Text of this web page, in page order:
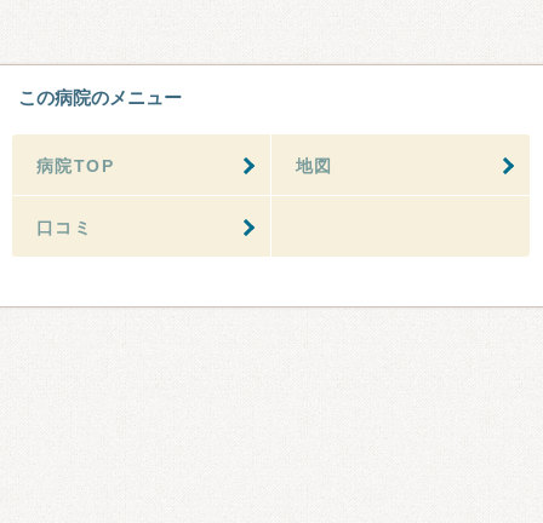
この病院のメニュー
病院TOP 地図
口コミ